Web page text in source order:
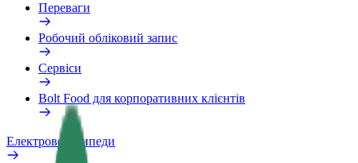
Переваги
Робочий обліковий запис
Сервіси
Bolt Food для корпоративних клієнтів
Електровелосипеди